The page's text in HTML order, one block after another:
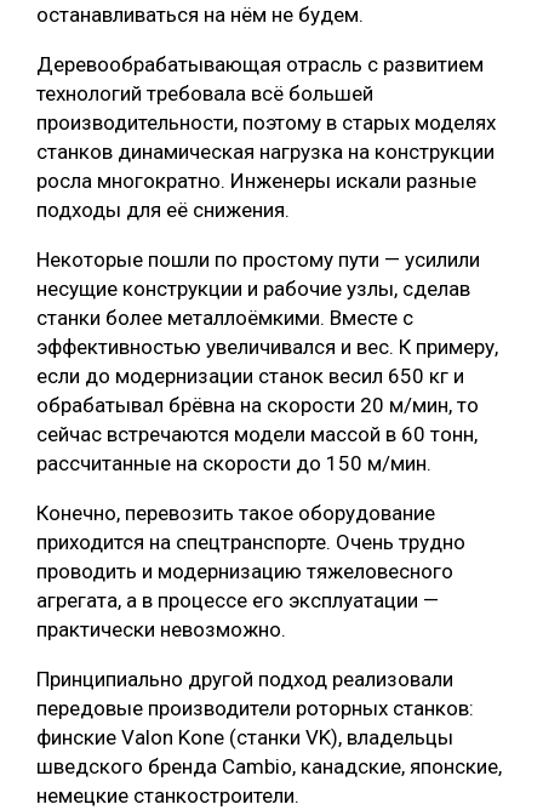
останавливаться на нём не будем.
Деревообрабатывающая отрасль с развитием
технологий требовала всё большей
производительности, поэтому в старых моделях
станков динамическая нагрузка на конструкции
росла многократно. Инженеры искали разные
подходы для её снижения.
Некоторые пошли по простому пути — усилили
несущие конструкции и рабочие узлы, сделав
станки более металлоёмкими. Вместе с
эффективностью увеличивался и вес. К примеру,
если до модернизации станок весил 650 кг и
обрабатывал брёвна на скорости 20 м/мин, то
сейчас встречаются модели массой в 60 тонн,
рассчитанные на скорости до 150 м/мин.
Конечно, перевозить такое оборудование
приходится на спецтранспорте. Очень трудно
проводить и модернизацию тяжеловесного
агрегата, а в процессе его эксплуатации —
практически невозможно.
Принципиально другой подход реализовали
передовые производители роторных станков:
финские Valon Kone (станки VK), владельцы
шведского бренда Cambio, канадские, японские,
немецкие станкостроители.